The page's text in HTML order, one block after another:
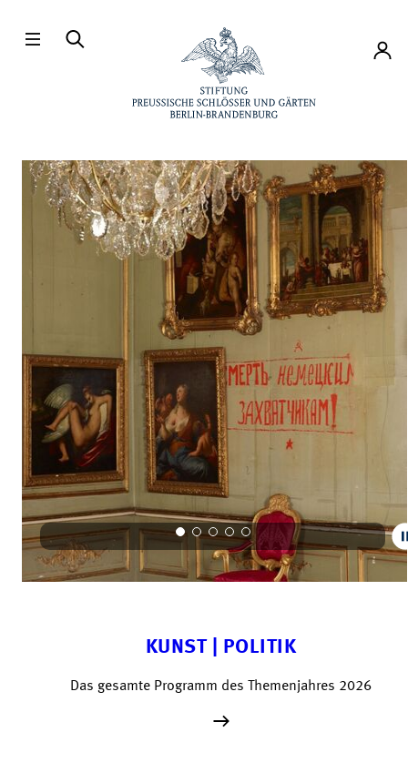
Konto
KUNST | POLITIK
Das gesamte Programm des Themenjahres 2026